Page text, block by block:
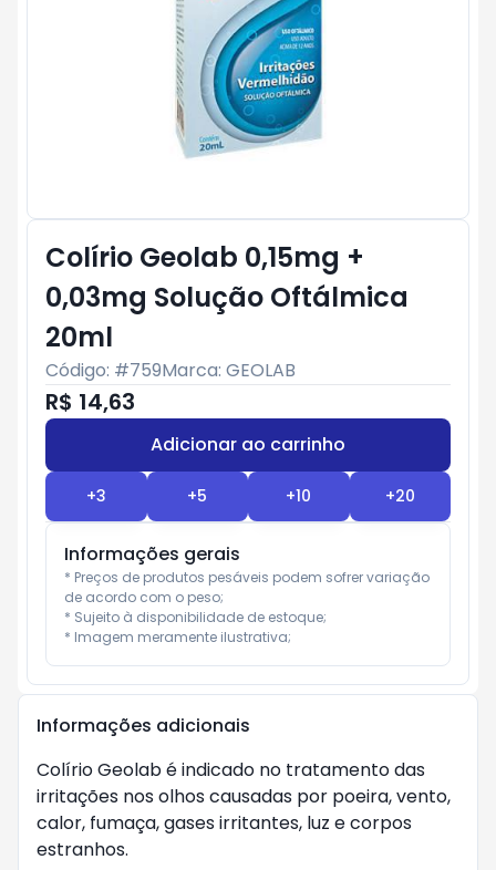
Colírio Geolab 0,15mg +
0,03mg Solução Oftálmica
20ml
Código: #759Marca: GEOLAB
R$ 14,63
Adicionar ao carrinho
+3 +5 +10 +20
Informações gerais
* Preços de produtos pesáveis podem sofrer variação
de acordo com o peso;
* Sujeito à disponibilidade de estoque;
* Imagem meramente ilustrativa;
Informações adicionais
Colírio Geolab é indicado no tratamento das
irritações nos olhos causadas por poeira, vento,
calor, fumaça, gases irritantes, luz e corpos
estranhos.